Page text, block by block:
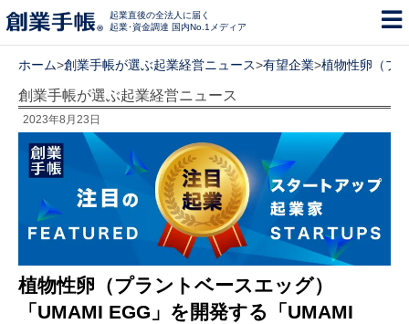
起業直後の全法人に届く
起業･資金調達 国内No.1メディア
ホーム>創業手帳が選ぶ起業経営ニュース>有望企業>植物性卵（プ
創業手帳が選ぶ起業経営ニュース
2023年8月23日
植物性卵（プラントベースエッグ）
「UMAMI EGG」を開発する「UMAMI